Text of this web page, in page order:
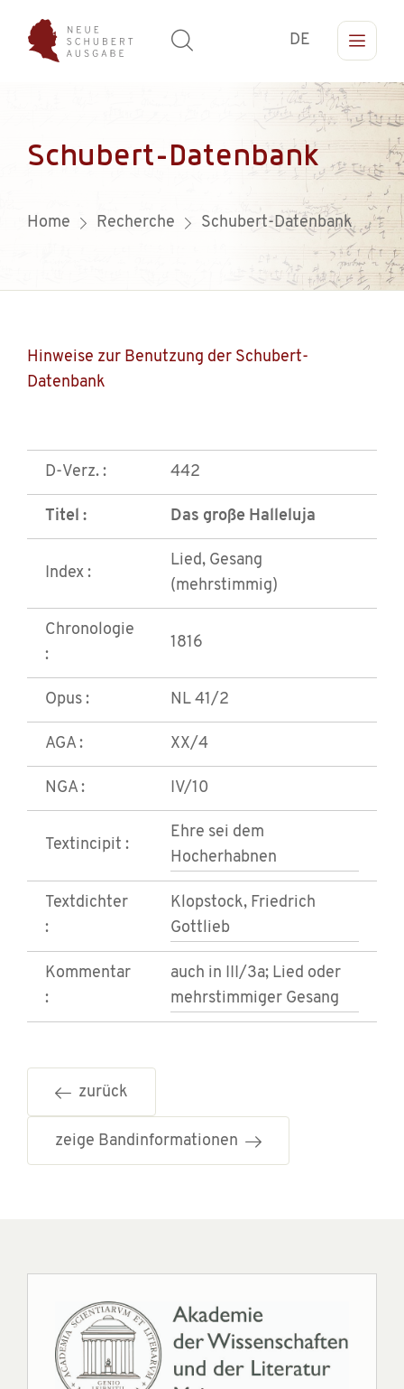
DE
Schubert-Datenbank
Home Recherche Schubert-Datenbank
Hinweise zur Benutzung der Schubert-
Datenbank
D-Verz. : 442
Titel : Das große Halleluja
Index :
Lied, Gesang
(mehrstimmig)
Chronologie
:
1816
Opus : NL 41/2
AGA : XX/4
NGA : IV/10
Textincipit :
Ehre sei dem
Hocherhabnen
Textdichter
:
Klopstock, Friedrich
Gottlieb
Kommentar
:
auch in III/3a; Lied oder
mehrstimmiger Gesang
zurück
zeige Bandinformationen